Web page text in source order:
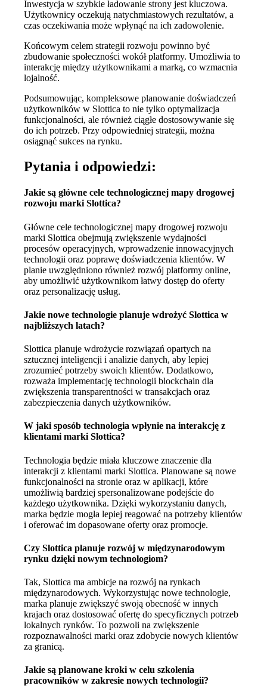
Inwestycja w szybkie ładowanie strony jest kluczowa.
Użytkownicy oczekują natychmiastowych rezultatów, a
czas oczekiwania może wpłynąć na ich zadowolenie.
Końcowym celem strategii rozwoju powinno być
zbudowanie społeczności wokół platformy. Umożliwia to
interakcję między użytkownikami a marką, co wzmacnia
lojalność.
Podsumowując, kompleksowe planowanie doświadczeń
użytkowników w Slottica to nie tylko optymalizacja
funkcjonalności, ale również ciągłe dostosowywanie się
do ich potrzeb. Przy odpowiedniej strategii, można
osiągnąć sukces na rynku.
Pytania i odpowiedzi:
Jakie są główne cele technologicznej mapy drogowej
rozwoju marki Slottica?
Główne cele technologicznej mapy drogowej rozwoju
marki Slottica obejmują zwiększenie wydajności
procesów operacyjnych, wprowadzenie innowacyjnych
technologii oraz poprawę doświadczenia klientów. W
planie uwzględniono również rozwój platformy online,
aby umożliwić użytkownikom łatwy dostęp do oferty
oraz personalizację usług.
Jakie nowe technologie planuje wdrożyć Slottica w
najbliższych latach?
Slottica planuje wdrożycie rozwiązań opartych na
sztucznej inteligencji i analizie danych, aby lepiej
zrozumieć potrzeby swoich klientów. Dodatkowo,
rozważa implementację technologii blockchain dla
zwiększenia transparentności w transakcjach oraz
zabezpieczenia danych użytkowników.
W jaki sposób technologia wpłynie na interakcję z
klientami marki Slottica?
Technologia będzie miała kluczowe znaczenie dla
interakcji z klientami marki Slottica. Planowane są nowe
funkcjonalności na stronie oraz w aplikacji, które
umożliwią bardziej spersonalizowane podejście do
każdego użytkownika. Dzięki wykorzystaniu danych,
marka będzie mogła lepiej reagować na potrzeby klientów
i oferować im dopasowane oferty oraz promocje.
Czy Slottica planuje rozwój w międzynarodowym
rynku dzięki nowym technologiom?
Tak, Slottica ma ambicje na rozwój na rynkach
międzynarodowych. Wykorzystując nowe technologie,
marka planuje zwiększyć swoją obecność w innych
krajach oraz dostosować ofertę do specyficznych potrzeb
lokalnych rynków. To pozwoli na zwiększenie
rozpoznawalności marki oraz zdobycie nowych klientów
za granicą.
Jakie są planowane kroki w celu szkolenia
pracowników w zakresie nowych technologii?